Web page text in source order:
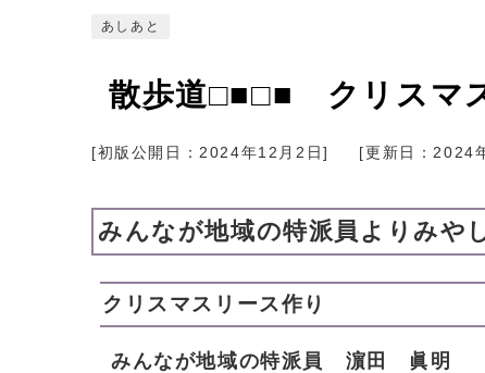
あしあと
散歩道□■□■ クリスマ
[初版公開日：2024年12月2日] [更新日：2024
みんなが地域の特派員よりみや
クリスマスリース作り
みんなが地域の特派員 濵田 眞明